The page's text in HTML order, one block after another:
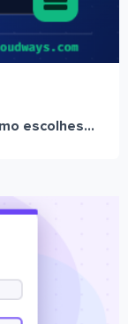
escolhes...